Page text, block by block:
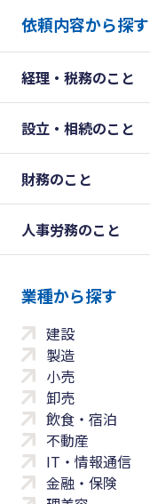
依頼内容から探す
経理・税務のこと
設立・相続のこと
財務のこと
人事労務のこと
業種から探す
建設
製造
小売
卸売
飲食・宿泊
不動産
IT・情報通信
金融・保険